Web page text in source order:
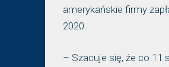
amerykańskie firmy
2020.
– Szacuje się, że co 11